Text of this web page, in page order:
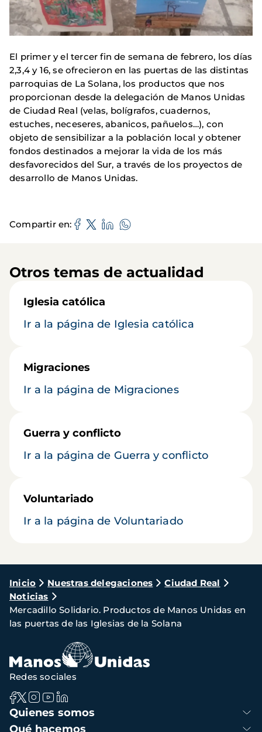
El primer y el tercer fin de semana de febrero, los días
2,3,4 y 16, se ofrecieron en las puertas de las distintas
parroquias de La Solana, los productos que nos
proporcionan desde la delegación de Manos Unidas
de Ciudad Real (velas, bolígrafos, cuadernos,
estuches, neceseres, abanicos, pañuelos…), con
objeto de sensibilizar a la población local y obtener
fondos destinados a mejorar la vida de los más
desfavorecidos del Sur, a través de los proyectos de
desarrollo de Manos Unidas.
Compartir en
Otros temas de actualidad
Iglesia católica
Ir a la página de Iglesia católica
Migraciones
Ir a la página de Migraciones
Guerra y conflicto
Ir a la página de Guerra y conflicto
Voluntariado
Ir a la página de Voluntariado
Ruta
de
navegación
Inicio Nuestras delegaciones
Ciudad Real
Noticias
Mercadillo Solidario. Productos de Manos Unidas en
las puertas de las Iglesias de la Solana
Navegación
principal
Quienes somos
Qué hacemos
Redes sociales